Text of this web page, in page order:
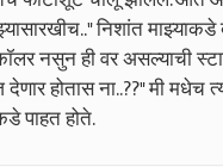
निशांत
नसुन ही वर असल्याची
होतास ना..??" मी मधेच
पाहत होते.